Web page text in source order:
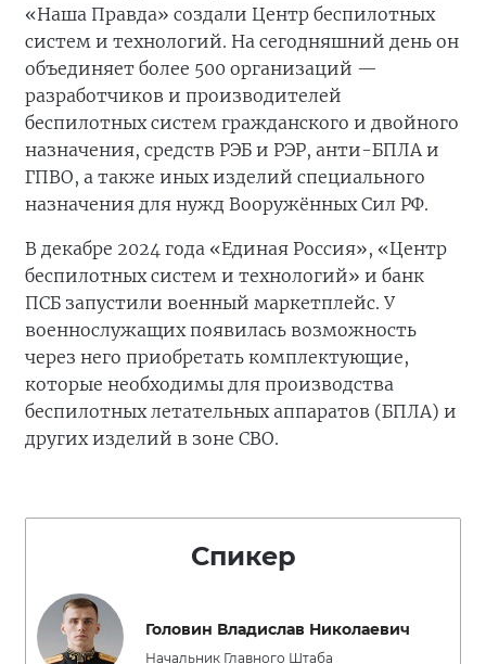
«Наша Правда» создали Центр беспилотных
систем и технологий. На сегодняшний день он
объединяет более 500 организаций —
разработчиков и производителей
беспилотных систем гражданского и двойного
назначения, средств РЭБ и РЭР, анти-БПЛА и
ГПВО, а также иных изделий специального
назначения для нужд Вооружённых Сил РФ.
В декабре 2024 года «Единая Россия», «Центр
беспилотных систем и технологий» и банк
ПСБ запустили военный маркетплейс. У
военнослужащих появилась возможность
через него приобретать комплектующие,
которые необходимы для производства
беспилотных летательных аппаратов (БПЛА) и
других изделий в зоне СВО.
Спикер
Головин Владислав Николаевич
Начальник Главного Штаба